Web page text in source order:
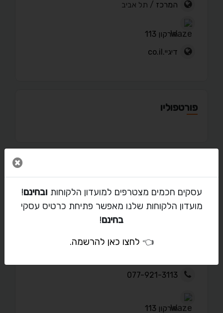
המרכז / תל אביב
הירקון 113
דיגיי.co.il
פורטפוליו
077-921-3113
הירקון 113
עסקים חכמים מצטרפים למועדון הלקוחות ובחינם!
מועדון הלקוחות שלנו מאפשר פתיחת כרטיס עסקי
בחינם!
👈 לחצו כאן להרשמה.